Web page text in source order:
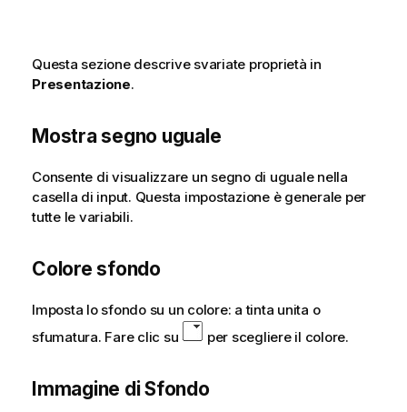
Questa sezione descrive svariate proprietà in
Presentazione.
Mostra segno uguale
Consente di visualizzare un segno di uguale nella
casella di input. Questa impostazione è generale per
tutte le variabili.
Colore sfondo
Imposta lo sfondo su un colore: a tinta unita o
sfumatura. Fare clic su
per scegliere il colore.
Immagine di Sfondo